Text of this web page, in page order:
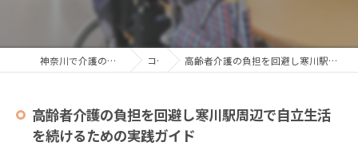
神奈川で介護の求人なら株式会社リアン コラム 高齢者介護の負担を回避し寒川駅周辺で自立生活を続けるための実践ガイド
高齢者介護の負担を回避し寒川駅周辺で自立生活
を続けるための実践ガイド